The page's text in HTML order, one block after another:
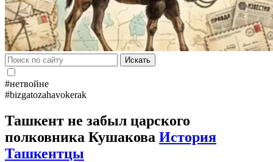
Искать
#нетвойне
#bizgatozahavokerak
Ташкент не забыл царского
полковника Кушакова История
Ташкентцы